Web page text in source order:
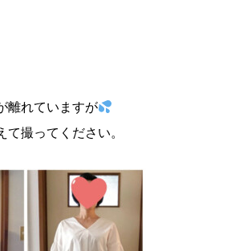
離れていますが
て撮ってください。